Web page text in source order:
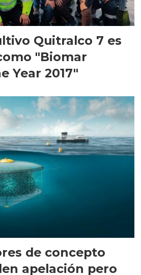
Quitralco 7 es
"Biomar
Year 2017"
de concepto
apelación pero